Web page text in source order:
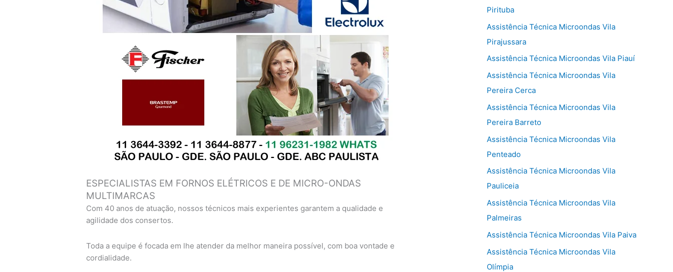
ESPECIALISTAS EM FORNOS ELÉTRICOS E DE MICRO-ONDAS
MULTIMARCAS
Com 40 anos de atuação, nossos técnicos mais experientes garantem a qualidade e
agilidade dos consertos.
Toda a equipe é focada em lhe atender da melhor maneira possível, com boa vontade e
cordialidade.
Pirituba
Assistência Técnica Microondas Vila
Pirajussara
Assistência Técnica Microondas Vila Piauí
Assistência Técnica Microondas Vila
Pereira Cerca
Assistência Técnica Microondas Vila
Pereira Barreto
Assistência Técnica Microondas Vila
Penteado
Assistência Técnica Microondas Vila
Pauliceia
Assistência Técnica Microondas Vila
Palmeiras
Assistência Técnica Microondas Vila Paiva
Assistência Técnica Microondas Vila
Olímpia